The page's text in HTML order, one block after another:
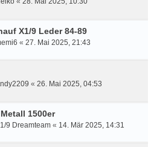
X1/9 Leder 84-89
« 27. Mai 2025, 21:43
« 26. Mai 2025, 04:53
1500er
9 Dreamteam « 14. Mär 2025, 14:31